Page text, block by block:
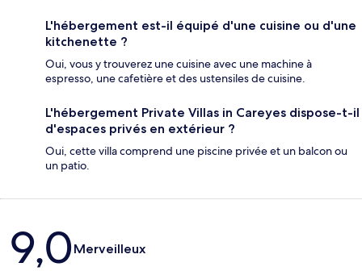
L'hébergement est-il équipé d'une cuisine ou d'une
kitchenette ?
Oui, vous y trouverez une cuisine avec une machine à
espresso, une cafetière et des ustensiles de cuisine.
L'hébergement Private Villas in Careyes dispose-t-il
d'espaces privés en extérieur ?
Oui, cette villa comprend une piscine privée et un balcon ou
un patio.
Avis
9,0Merveilleux